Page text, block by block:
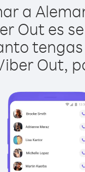
a
Out es
Out,